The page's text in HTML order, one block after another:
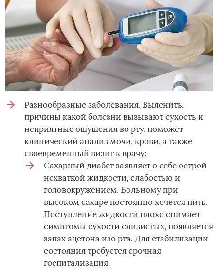
Разнообразные заболевания. Выяснить,
причины какой болезни вызывают сухость и
неприятные ощущения во рту, поможет
клинический анализ мочи, крови, а также
своевременный визит к врачу:
Сахарный диабет заявляет о себе острой
нехваткой жидкости, слабостью и
головокружением. Больному при
высоком сахаре постоянно хочется пить.
Поступление жидкости плохо снимает
симптомы сухости слизистых, появляется
запах ацетона изо рта. Для стабилизации
состояния требуется срочная
госпитализация.